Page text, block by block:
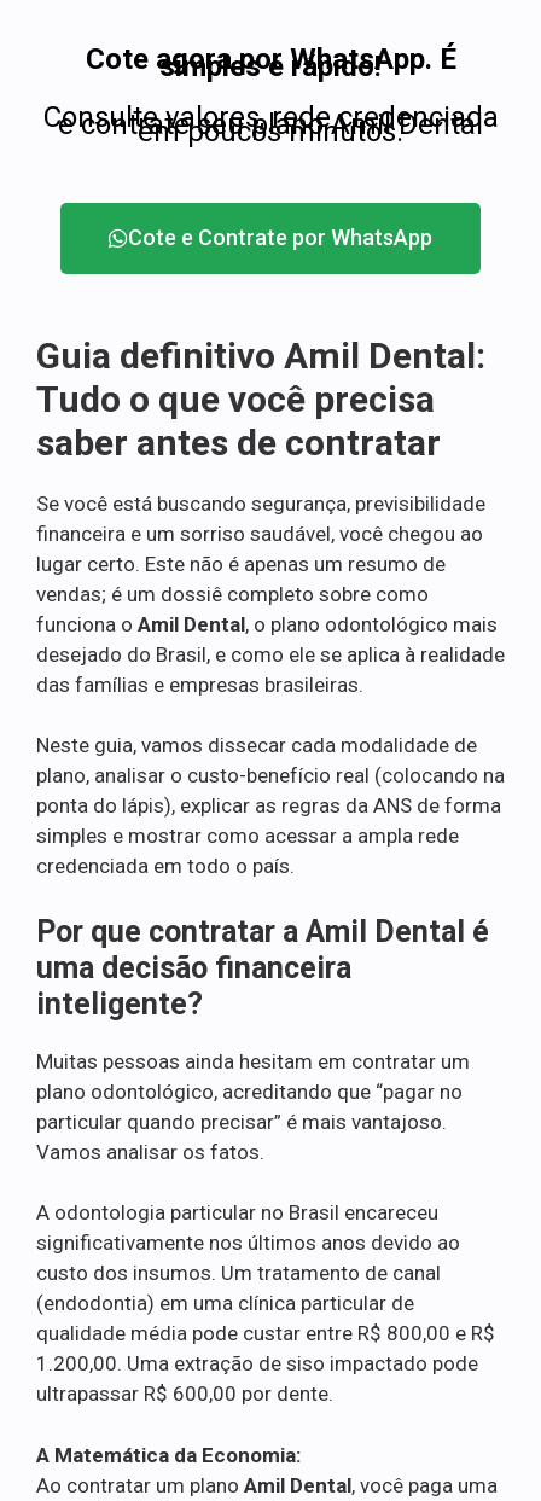
Cote agora por WhatsApp. É
simples e rápido!
Consulte valores, rede credenciada
e contrate seu plano Amil Dental
em poucos minutos.
Cote e Contrate por WhatsApp
Guia definitivo Amil Dental:
Tudo o que você precisa
saber antes de contratar
Se você está buscando segurança, previsibilidade
financeira e um sorriso saudável, você chegou ao
lugar certo. Este não é apenas um resumo de
vendas; é um dossiê completo sobre como
funciona o Amil Dental, o plano odontológico mais
desejado do Brasil, e como ele se aplica à realidade
das famílias e empresas brasileiras.
Neste guia, vamos dissecar cada modalidade de
plano, analisar o custo-benefício real (colocando na
ponta do lápis), explicar as regras da ANS de forma
simples e mostrar como acessar a ampla rede
credenciada em todo o país.
Por que contratar a Amil Dental é
uma decisão financeira
inteligente?
Muitas pessoas ainda hesitam em contratar um
plano odontológico, acreditando que “pagar no
particular quando precisar” é mais vantajoso.
Vamos analisar os fatos.
A odontologia particular no Brasil encareceu
significativamente nos últimos anos devido ao
custo dos insumos. Um tratamento de canal
(endodontia) em uma clínica particular de
qualidade média pode custar entre R$ 800,00 e R$
1.200,00. Uma extração de siso impactado pode
ultrapassar R$ 600,00 por dente.
A Matemática da Economia:
Ao contratar um plano Amil Dental, você paga uma